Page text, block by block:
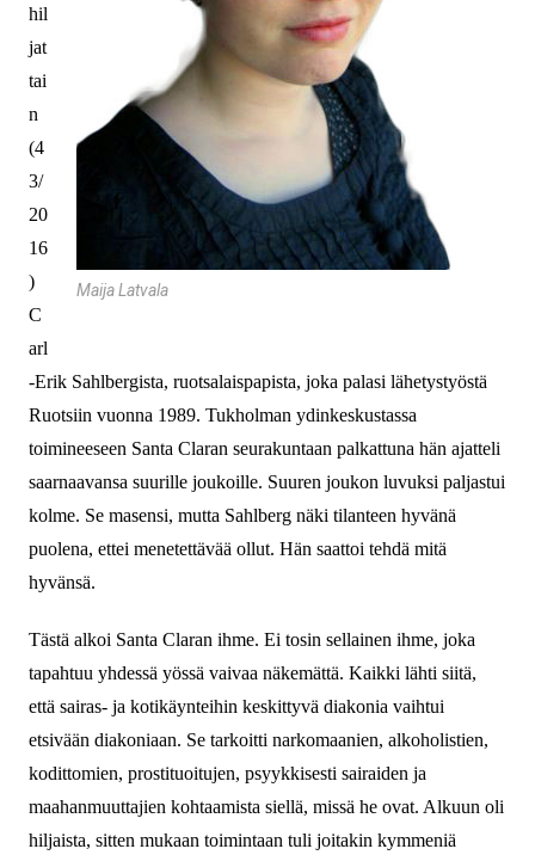
Maija Latvala
hil
jat
tai
n
(4
3/
20
16
)
C
arl
-Erik Sahlbergista, ruotsalaispapista, joka palasi lähetystyöstä
Ruotsiin vuonna 1989. Tukholman ydinkeskustassa
toimineeseen Santa Claran seurakuntaan palkattuna hän ajatteli
saarnaavansa suurille joukoille. Suuren joukon luvuksi paljastui
kolme. Se masensi, mutta Sahlberg näki tilanteen hyvänä
puolena, ettei menetettävää ollut. Hän saattoi tehdä mitä
hyvänsä.
Tästä alkoi Santa Claran ihme. Ei tosin sellainen ihme, joka
tapahtuu yhdessä yössä vaivaa näkemättä. Kaikki lähti siitä,
että sairas- ja kotikäynteihin keskittyvä diakonia vaihtui
etsivään diakoniaan. Se tarkoitti narkomaanien, alkoholistien,
kodittomien, prostituoitujen, psyykkisesti sairaiden ja
maahanmuuttajien kohtaamista siellä, missä he ovat. Alkuun oli
hiljaista, sitten mukaan toimintaan tuli joitakin kymmeniä